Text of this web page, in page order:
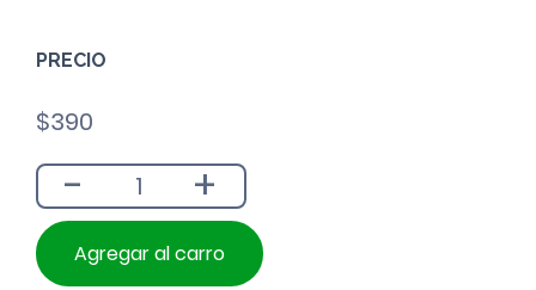
PRECIO
$390
- +
Agregar al carro